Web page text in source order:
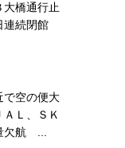
大橋通行止
続閉館
で空の便大
Ｌ、ＳＫ
欠航 ...